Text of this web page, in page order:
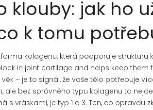
klouby: jak ho
k tomu
kolagenu, která podporuje strukturu
in joint cartilage and helps keep them
– je to signál, že vaše tělo potřebuje
ale bez správného typu kolagenu to
s vráskami, je typ 1 a 3. Ten, co opravdu